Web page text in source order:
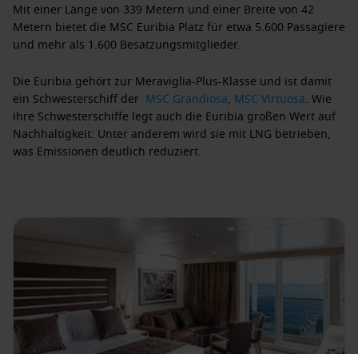
Mit einer Länge von 339 Metern und einer Breite von 42
Metern bietet die MSC Euribia Platz für etwa 5.600 Passagiere
und mehr als 1.600 Besatzungsmitglieder.
Die Euribia gehört zur Meraviglia-Plus-Klasse und ist damit
ein Schwesterschiff der MSC Grandiosa, MSC Virtuosa. Wie
ihre Schwesterschiffe legt auch die Euribia großen Wert auf
Nachhaltigkeit: Unter anderem wird sie mit LNG betrieben,
was Emissionen deutlich reduziert.
Wandgestaltungen und LED-Installationen wie der
berühmten InnenpromenadeLa Galleria
ein Schiff, das nicht nur luxuriöse Kreuzfahrtstandards
erfüllt, sondern auch ein ästhetisches Erlebnis bietet.